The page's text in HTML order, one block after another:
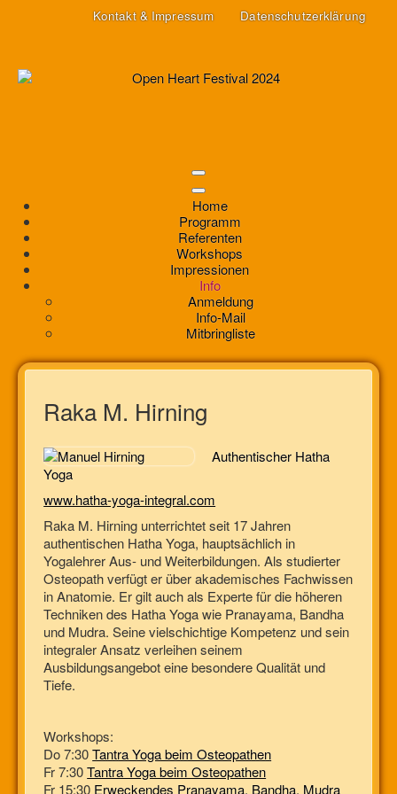
Kontakt & Impressum Datenschutzerklärung
Home
Programm
Referenten
Workshops
Impressionen
Info
Anmeldung
Info-Mail
Mitbringliste
Raka M. Hirning
Authentischer Hatha
Yoga
www.hatha-yoga-integral.com
Raka M. Hirning unterrichtet seit 17 Jahren
authentischen Hatha Yoga, hauptsächlich in
Yogalehrer Aus- und Weiterbildungen. Als studierter
Osteopath verfügt er über akademisches Fachwissen
in Anatomie. Er gilt auch als Experte für die höheren
Techniken des Hatha Yoga wie Pranayama, Bandha
und Mudra. Seine vielschichtige Kompetenz und sein
integraler Ansatz verleihen seinem
Ausbildungsangebot eine besondere Qualität und
Tiefe.
Workshops:
Do 7:30Tantra Yoga beim Osteopathen
Fr 7:30Tantra Yoga beim Osteopathen
Fr 15:30 Erweckendes Pranayama, Bandha, Mudra